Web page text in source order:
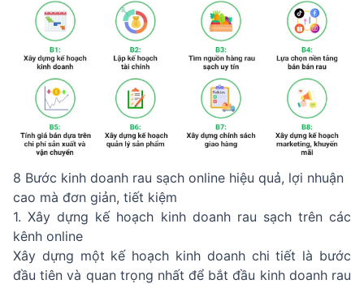
8 Bước kinh doanh rau sạch online hiệu quả, lợi nhuận
cao mà đơn giản, tiết kiệm
1. Xây dựng kế hoạch kinh doanh rau sạch trên các
kênh online
Xây dựng một kế hoạch kinh doanh chi tiết là bước
đầu tiên và quan trọng nhất để bắt đầu kinh doanh rau